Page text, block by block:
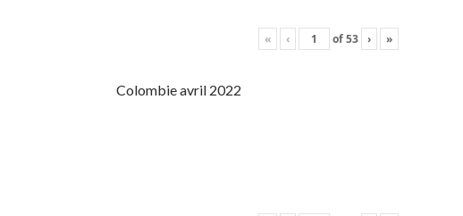
« ‹ of53 › »
Colombie avril 2022